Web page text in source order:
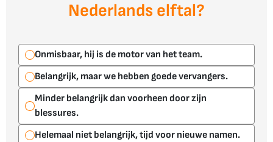
Nederlands elftal?
Onmisbaar, hij is de motor van het team.
Belangrijk, maar we hebben goede vervangers.
Minder belangrijk dan voorheen door zijn
blessures.
Helemaal niet belangrijk, tijd voor nieuwe namen.